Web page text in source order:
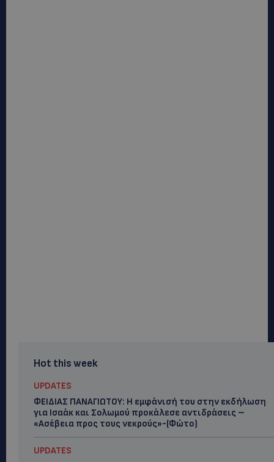
Hot this week
UPDATES
ΦΕΙΔΙΑΣ ΠΑΝΑΓΙΩΤΟΥ: Η εμφάνισή του στην εκδήλωση
για Ισαάκ και Σολωμού προκάλεσε αντιδράσεις –
«Ασέβεια προς τους νεκρούς»-(Φώτο)
UPDATES